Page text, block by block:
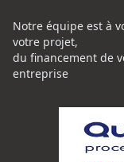
Notre équipe est à
votre projet,
du financement de
entreprise